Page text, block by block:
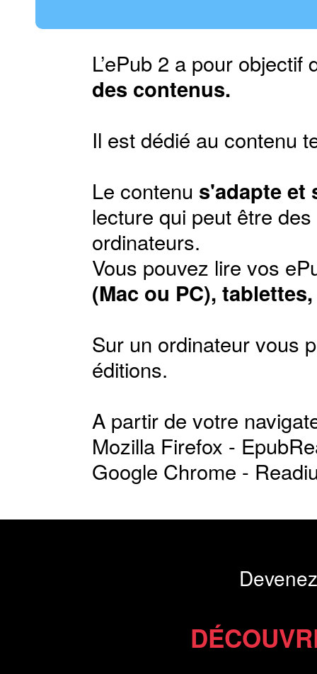
L’ePub 2 a pour
des contenus.
Il est dédié au contenu
Le contenu s'adapte et
lecture qui peut être
ordinateurs.
Vous pouvez lire vos
(Mac ou PC),
Sur un ordinateur vous
éditions.
A partir de votre
Mozilla Firefox -
Google Chrome -